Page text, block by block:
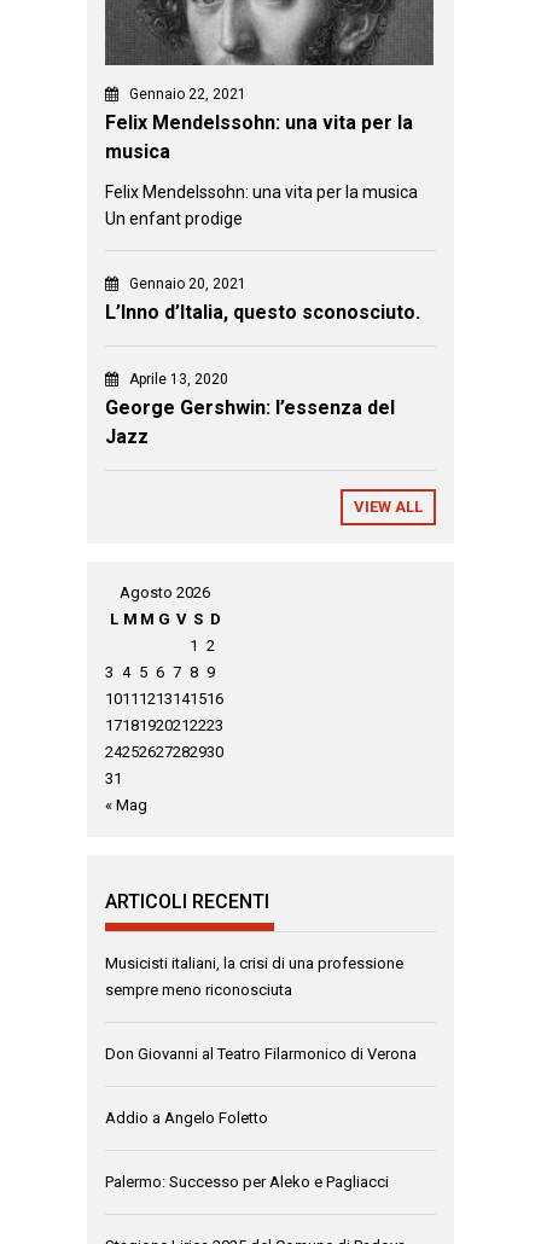
Gennaio 22, 2021
Felix Mendelssohn: una vita per la
musica
Felix Mendelssohn: una vita per la musica
Un enfant prodige
Gennaio 20, 2021
L’Inno d’Italia, questo sconosciuto.
Aprile 13, 2020
George Gershwin: l’essenza del
Jazz
VIEW ALL
Agosto 2026
L M M G V S D
1 2
3 4 5 6 7 8 9
1011 1213141516
17181920212223
24252627282930
31
« Mag
ARTICOLI RECENTI
Musicisti italiani, la crisi di una professione
sempre meno riconosciuta
Don Giovanni al Teatro Filarmonico di Verona
Addio a Angelo Foletto
Palermo: Successo per Aleko e Pagliacci